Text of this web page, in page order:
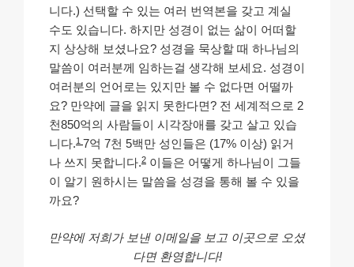
니다.) 선택할 수 있는 여러 번역본을 갖고 계실
수도 있습니다. 하지만 성경이 없는 삶이 어떠할
지 상상해 보셨나요? 성경을 묵상할 때 하나님의
말씀이 여러분께 임하는걸 생각해 보세요. 성경이
여러분의 언어로는 있지만 볼 수 없다면 어떨까
요? 만약에 글을 읽지 못한다면? 전 세계적으로 2
천850억의 사람들이 시각장애를 갖고 살고 있습
니다.1 7억 7천 5백만 성인들은 (17% 이상) 읽거
나 쓰지 못합니다.2 이들은 어떻게 하나님이 그들
이 알기 원하시는 말씀을 성경을 통해 볼 수 있을
까요?
만약에 저희가 보낸 이메일을 보고 이곳으로 오셨
다면 환영합니다!